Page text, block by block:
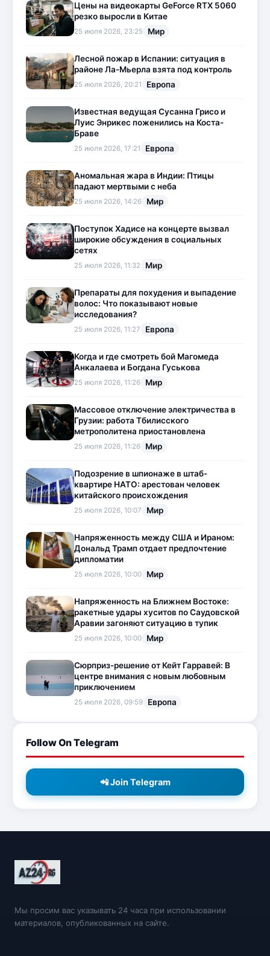
Цены на видеокарты GeForce RTX 5060
резко выросли в Китае
25 июля 2026, 23:25 Мир
Лесной пожар в Испании: ситуация в
районе Ла-Мьерла взята под контроль
25 июля 2026, 20:21 Европа
Известная ведущая Сусанна Грисо и
Луис Энрикес поженились на Коста-
Браве
25 июля 2026, 17:21 Европа
Аномальная жара в Индии: Птицы
падают мертвыми с неба
25 июля 2026, 14:26 Мир
Поступок Хадисе на концерте вызвал
широкие обсуждения в социальных
сетях
25 июля 2026, 11:32 Мир
Препараты для похудения и выпадение
волос: Что показывают новые
исследования?
25 июля 2026, 11:27 Европа
Когда и где смотреть бой Магомеда
Анкалаева и Богдана Гуськова
25 июля 2026, 11:26 Мир
Массовое отключение электричества в
Грузии: работа Тбилисского
метрополитена приостановлена
25 июля 2026, 11:26 Мир
Подозрение в шпионаже в штаб-
квартире НАТО: арестован человек
китайского происхождения
25 июля 2026, 10:07 Мир
Напряженность между США и Ираном:
Дональд Трамп отдает предпочтение
дипломатии
25 июля 2026, 10:00 Мир
Напряженность на Ближнем Востоке:
ракетные удары хуситов по Саудовской
Аравии загоняют ситуацию в тупик
25 июля 2026, 10:00 Мир
Сюрприз-решение от Кейт Гарравей: В
центре внимания с новым любовным
приключением
25 июля 2026, 09:59 Европа
Follow On Telegram
📲 Join Telegram
Мы просим вас указывать 24 часа при использовании
материалов, опубликованных на сайте.